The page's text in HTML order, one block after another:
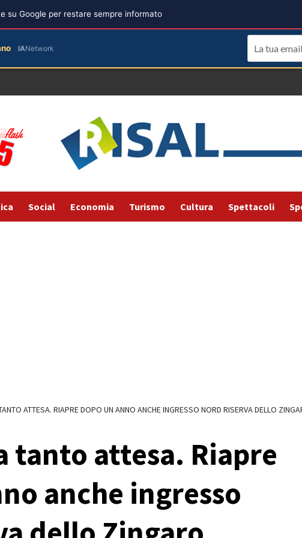
Social Economia Turismo Cultura Spettacoli
ATTESA. RIAPRE DOPO UN ANNO ANCHE INGRESSO NORD RISERVA DELLO
tanto attesa. Riapre
anche ingresso
su Google per restare sempre informato
IANetwork